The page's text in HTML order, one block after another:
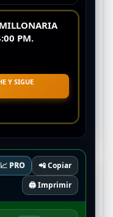
PM.
Y SIGUE
📈 PRO
📲 Copiar
🖨️ Imprimir